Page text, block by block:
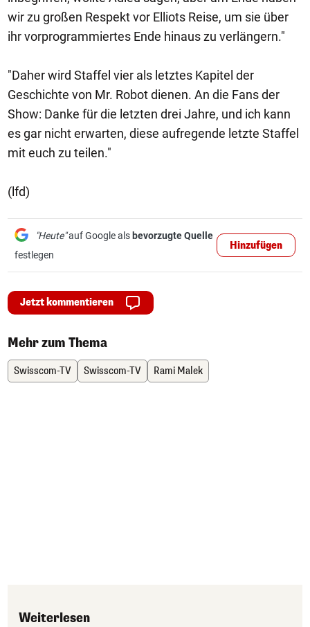
wir zu großen Respekt vor Elliots Reise, um sie über
ihr vorprogrammiertes Ende hinaus zu verlängern."
"Daher wird Staffel vier als letztes Kapitel der
Geschichte von Mr. Robot dienen. An die Fans der
Show: Danke für die letzten drei Jahre, und ich kann
es gar nicht erwarten, diese aufregende letzte Staffel
mit euch zu teilen."
(lfd)
"Heute"auf Google als bevorzugte Quelle
festlegen
Hinzufügen
Jetzt kommentieren
Mehr zum Thema
Swisscom-TV Swisscom-TV Rami Malek
Weiterlesen